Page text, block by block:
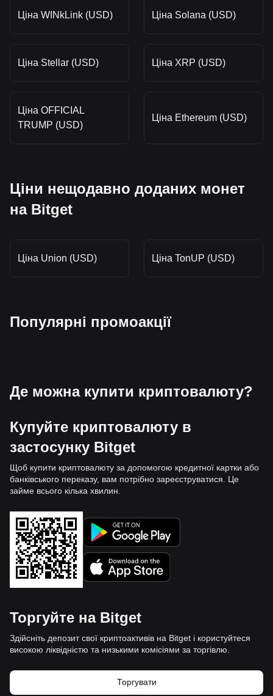
Ціна WINkLink (USD) Ціна Solana (USD)
Ціна Stellar (USD) Ціна XRP (USD)
Ціна OFFICIAL
TRUMP (USD)
Ціна Ethereum (USD)
Ціни нещодавно доданих монет
на Bitget
Ціна Union (USD) Ціна TonUP (USD)
Популярні промоакції
Де можна купити криптовалюту?
Купуйте криптовалюту в
застосунку Bitget
Щоб купити криптовалюту за допомогою кредитної картки або
банківського переказу, вам потрібно зареєструватися. Це
займе всього кілька хвилин.
Торгуйте на Bitget
Здійсніть депозит свої криптоактивів на Bitget і користуйтеся
високою ліквідністю та низькими комісіями за торгівлю.
Торгувати